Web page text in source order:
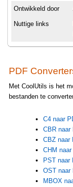
Ontwikkeld door
Nuttige links
PDF
Met CoolUtils is het
bestanden te
C4 naar
CBR naar
CBZ naar
CHM
PST naar
OST naar
MBOX